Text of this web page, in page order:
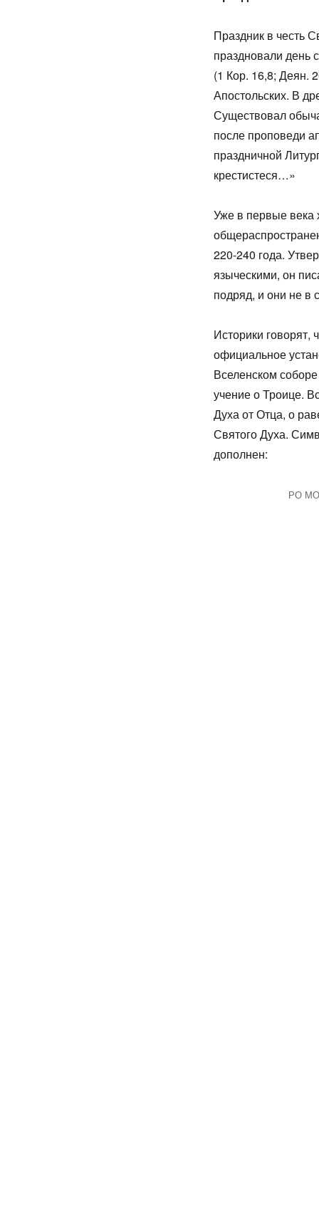
Праздник в честь
праздновали день
(1 Кор. 16,8; Деян.
Апостольских. В
Существовал
после проповеди
праздничной
крестистеся…»
Уже в первые века
220-240 года.
языческими, он
подряд, и они не в
Историки говорят,
официальное
Вселенском
учение о Троице.
Духа от Отца, о
Святого Духа.
дополнен:
РО